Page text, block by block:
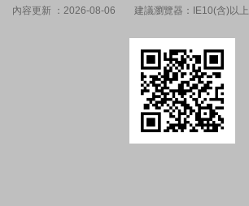
內容更新 ：2026-08-06
建議瀏覽器：IE10(含)以上